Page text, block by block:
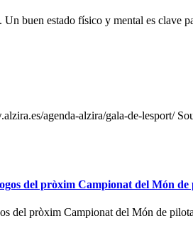
buen estado físico y mental es clave
agenda-alzira/gala-de-lesport/
del pròxim Campionat del Món
del pròxim Campionat del Món de